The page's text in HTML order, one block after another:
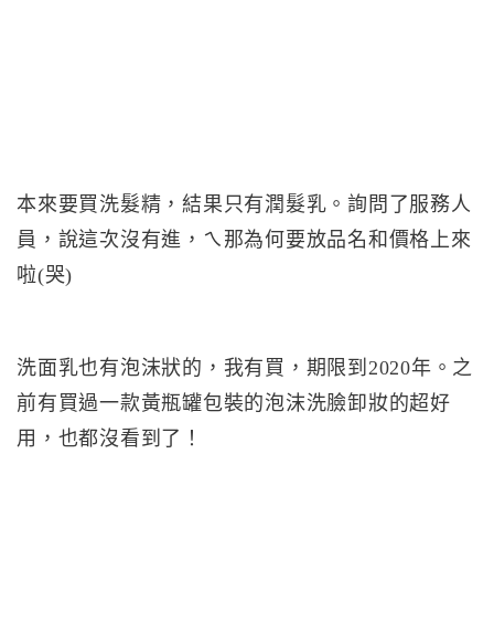
本來要買洗髮精，結果只有潤髮乳。詢問了服務人
員，說這次沒有進，ㄟ那為何要放品名和價格上來
啦(哭)
洗面乳也有泡沫狀的，我有買，期限到2020年。之
前有買過一款黃瓶罐包裝的泡沫洗臉卸妝的超好
用，也都沒看到了！